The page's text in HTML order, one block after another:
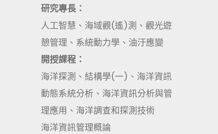
研究專長：
人工智慧、海域觀(遙)測、觀光遊
憩管理、系統動力學、油汙應變
開授課程：
海洋探測、結構學(一)、海洋資訊
動態系統分析、海洋資訊分析與管
理應用、海洋調查和探測技術
海洋資訊管理概論